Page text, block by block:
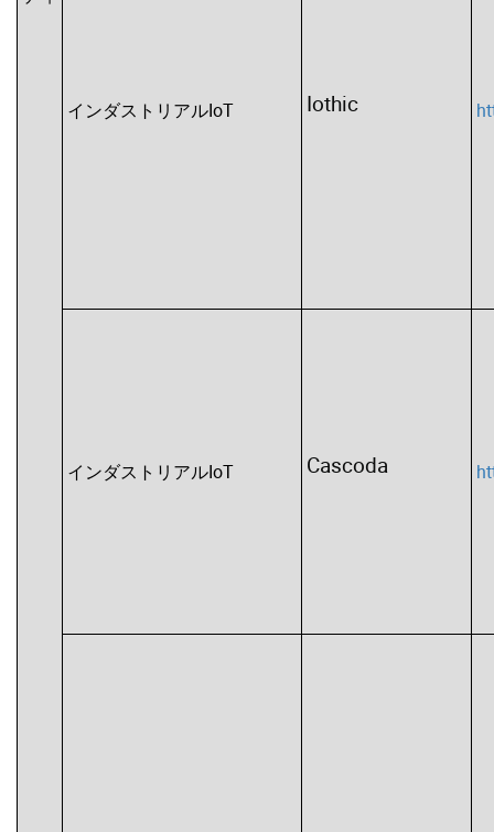
インダストリアルIoT Iothic
インダストリアルIoT Cascoda